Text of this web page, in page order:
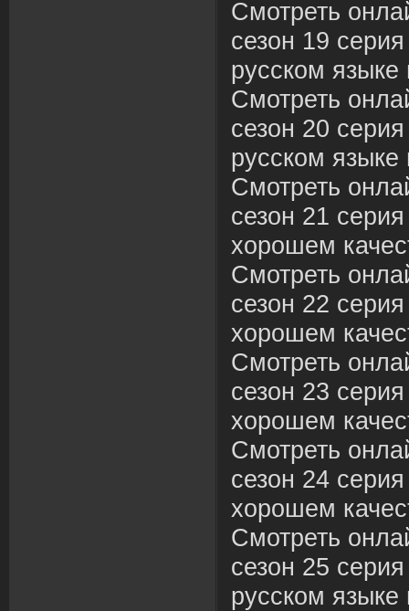
Смотреть
сезон 19
русском языке
Смотреть
сезон 20
русском языке
Смотреть
сезон 21
хорошем
Смотреть
сезон 22
хорошем
Смотреть
сезон 23
хорошем
Смотреть
сезон 24
хорошем
Смотреть
сезон 25
русском